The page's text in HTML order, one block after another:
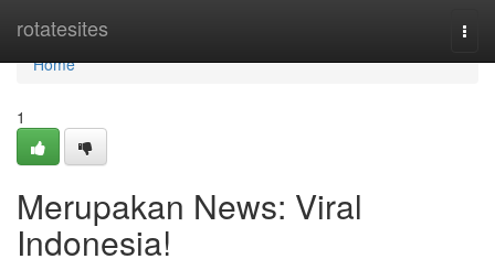
rotatesites
Home
Home
1
Merupakan News: Viral
Indonesia!